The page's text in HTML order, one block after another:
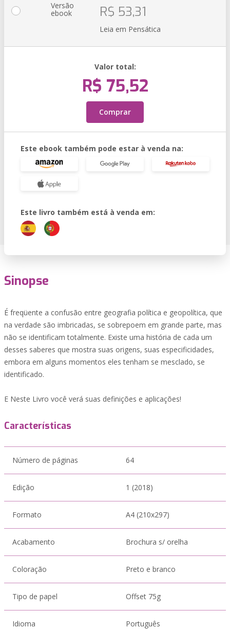
Versão
ebook R$ 53,31
Leia em Pensática
Valor total:
R$ 75,52
Comprar
Este ebook também pode estar à venda na:
Este livro também está à venda em:
Sinopse
É freqüente a confusão entre geografia política e geopolítica, que
na verdade são imbricadas, se sobrepoem em grande parte, mas
não se identificam totalmente. Existe uma história de cada um
desses saberes que mostra suas origens, suas especificidades,
embora em alguns momentos eles tenham se mesclado, se
identificado.
E Neste Livro você verá suas definições e aplicações!
Características
Número de páginas 64
Edição 1 (2018)
Formato A4 (210x297)
Acabamento Brochura s/ orelha
Coloração Preto e branco
Tipo de papel Offset 75g
Idioma Português